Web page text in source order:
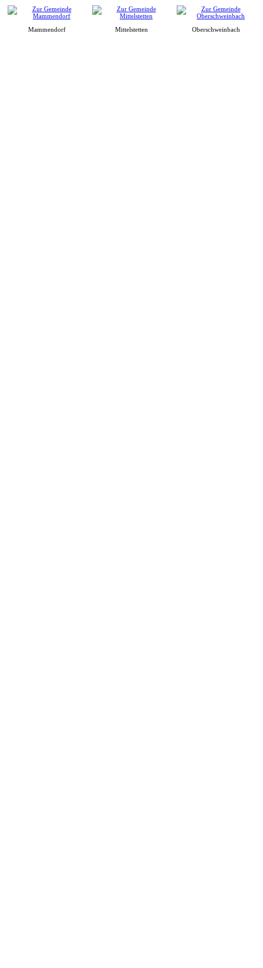
Mammendorf Mittelstetten Oberschweinbach